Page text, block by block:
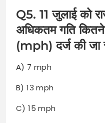
Q5. 11 जुलाई को
अधिकतम गति कितने
(mph) दर्ज की जा
A) 7 mph
B) 13 mph
C) 15 mph